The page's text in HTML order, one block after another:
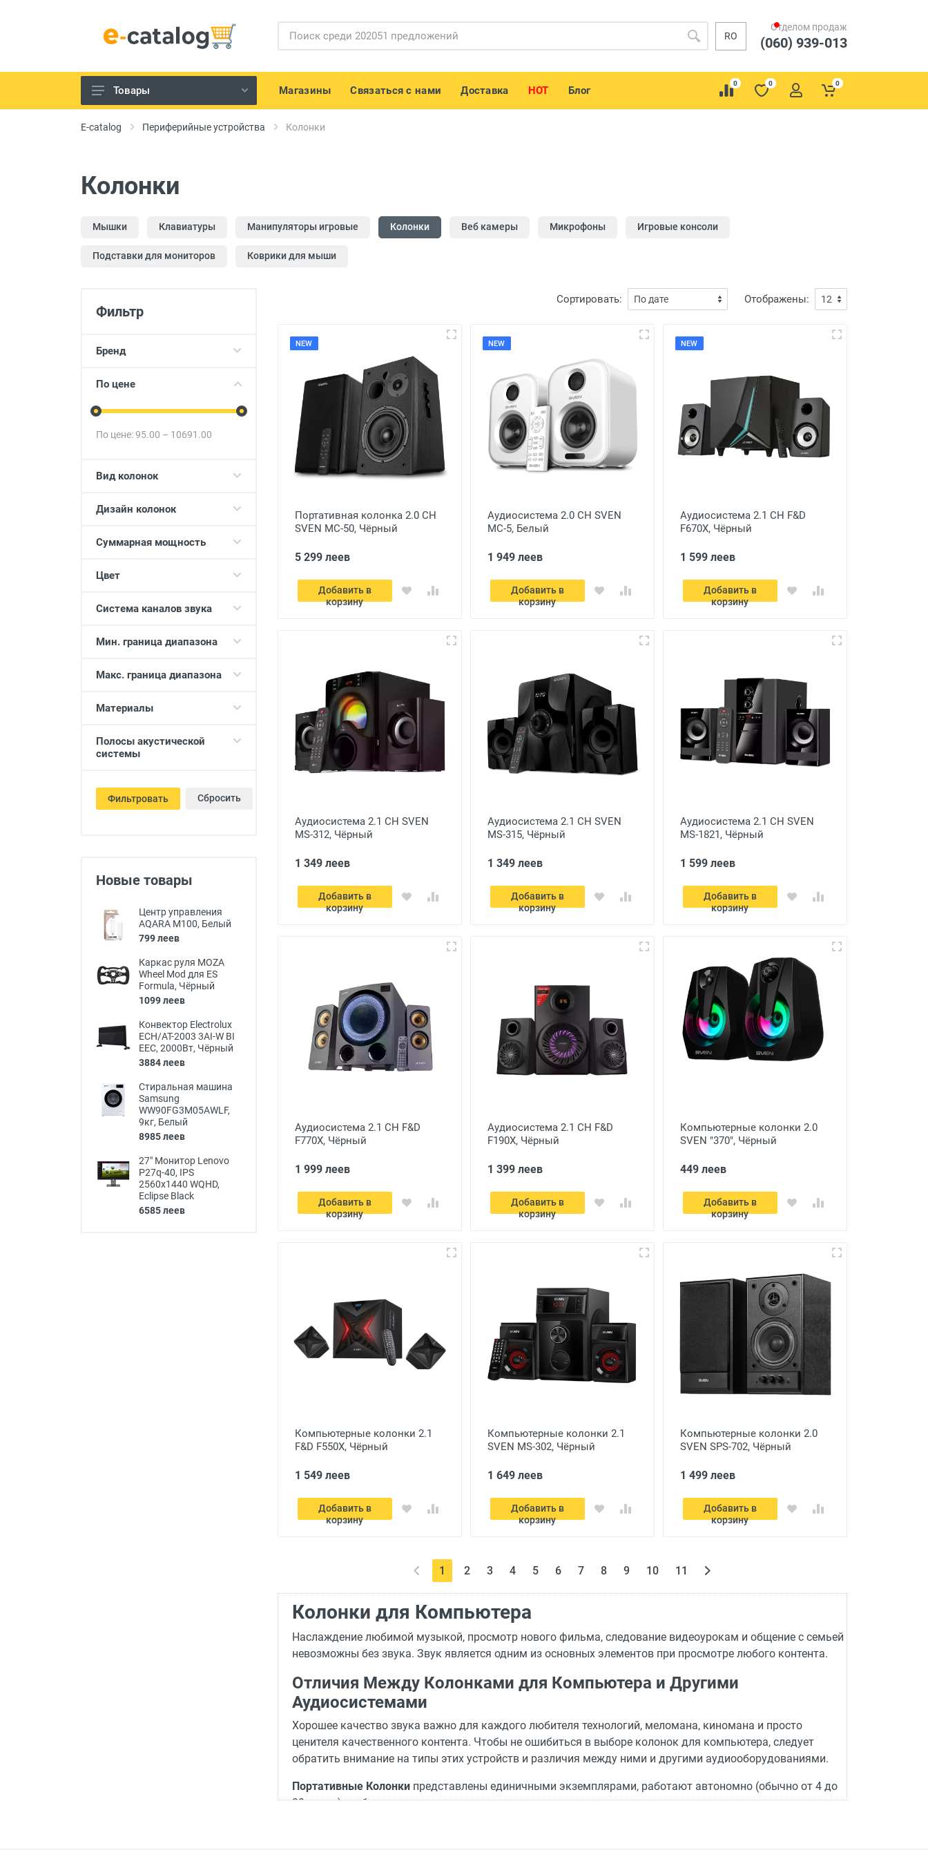
RO
Отделом продаж
(060) 939-013
Телефония и гаджеты
техника
Бытовая техника для дома
Электроинструменты и садовая
Товары для детей
Товары Магазины Связаться с нами Доставка HOT Блог
0 0 0
E-catalog Периферийные устройства Колонки
Колонки
Мышки Клавиатуры Манипуляторы игровые Колонки Веб камеры Микрофоны Игровые консоли
Подставки для мониторов Коврики для мыши
Фильтр
Бренд
По цене
По цене:95.00 – 10691.00
Вид колонок
Дизайн колонок
Суммарная мощность
Цвет
Система каналов звука
Мин. граница диапазона
Макс. граница диапазона
Материалы
Полосы акустической
системы
Фильтровать Сбросить
Новые товары
Центр управления
AQARA M100, Белый
799 леев
Каркас руля MOZA
Wheel Mod для ES
Formula, Чёрный
1099 леев
Конвектор Electrolux
ECH/AT-2003 3AI-W BI
EEC, 2000Вт, Чёрный
3884 леев
Стиральная машина
Samsung
WW90FG3M05AWLF,
9кг, Белый
8985 леев
27" Монитор Lenovo
P27q-40, IPS
2560x1440 WQHD,
Eclipse Black
6585 леев
Сортировать: Отображены:
NEW
Портативная колонка 2.0 CH
SVEN MC-50, Чёрный
5 299 леев
Добавить в
корзину
NEW
Аудиосистема 2.0 CH SVEN
MC-5, Белый
1 949 леев
Добавить в
корзину
NEW
Аудиосистема 2.1 CH F&D
F670X, Чёрный
1 599 леев
Добавить в
корзину
Аудиосистема 2.1 CH SVEN
MS-312, Чёрный
1 349 леев
Добавить в
корзину
Аудиосистема 2.1 CH SVEN
MS-315, Чёрный
1 349 леев
Добавить в
корзину
Аудиосистема 2.1 CH SVEN
MS-1821, Чёрный
1 599 леев
Добавить в
корзину
Аудиосистема 2.1 CH F&D
F770X, Чёрный
1 999 леев
Добавить в
корзину
Аудиосистема 2.1 CH F&D
F190X, Чёрный
1 399 леев
Добавить в
корзину
Компьютерные колонки 2.0
SVEN "370", Чёрный
449 леев
Добавить в
корзину
Компьютерные колонки 2.1
F&D F550X, Чёрный
1 549 леев
Добавить в
корзину
Компьютерные колонки 2.1
SVEN MS-302, Чёрный
1 649 леев
Добавить в
корзину
Компьютерные колонки 2.0
SVEN SPS-702, Чёрный
1 499 леев
Добавить в
корзину
1 (current)
2 3 4 5 6 7 8 9 10 11
Колонки для Компьютера
Наслаждение любимой музыкой, просмотр нового фильма, следование видеоурокам и общение с семьей
невозможны без звука. Звук является одним из основных элементов при просмотре любого контента.
Отличия Между Колонками для Компьютера и Другими
Аудиосистемами
Хорошее качество звука важно для каждого любителя технологий, меломана, киномана и просто
ценителя качественного контента. Чтобы не ошибиться в выборе колонок для компьютера, следует
обратить внимание на типы этих устройств и различия между ними и другими аудиооборудованиями.
Портативные Колонки представлены единичными экземплярами, работают автономно (обычно от 4 до
20 часов), выбираются для отдыха и использования вне дома.